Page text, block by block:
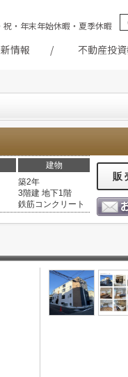
・年末年始休暇・夏季休暇
情報 不動産投
建物
築2年
3階建 地下1階
鉄筋コンクリート
販